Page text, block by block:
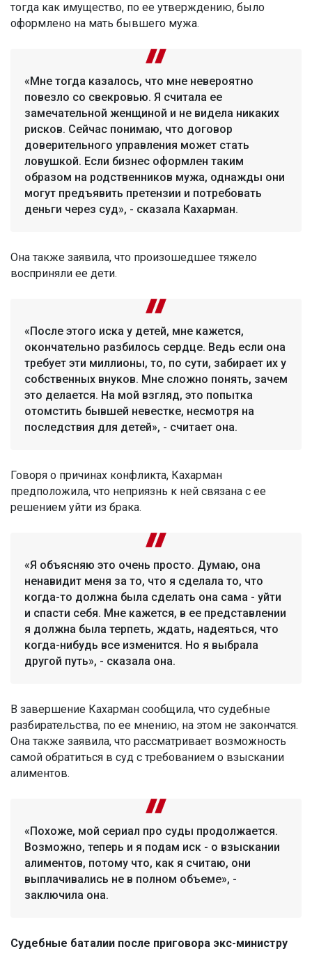
тогда как имущество, по ее утверждению, было
оформлено на мать бывшего мужа.
«Мне тогда казалось, что мне невероятно
повезло со свекровью. Я считала ее
замечательной женщиной и не видела никаких
рисков. Сейчас понимаю, что договор
доверительного управления может стать
ловушкой. Если бизнес оформлен таким
образом на родственников мужа, однажды они
могут предъявить претензии и потребовать
деньги через суд», - сказала Кахарман.
Она также заявила, что произошедшее тяжело
восприняли ее дети.
«После этого иска у детей, мне кажется,
окончательно разбилось сердце. Ведь если она
требует эти миллионы, то, по сути, забирает их у
собственных внуков. Мне сложно понять, зачем
это делается. На мой взгляд, это попытка
отомстить бывшей невестке, несмотря на
последствия для детей», - считает она.
Говоря о причинах конфликта, Кахарман
предположила, что неприязнь к ней связана с ее
решением уйти из брака.
«Я объясняю это очень просто. Думаю, она
ненавидит меня за то, что я сделала то, что
когда-то должна была сделать она сама - уйти
и спасти себя. Мне кажется, в ее представлении
я должна была терпеть, ждать, надеяться, что
когда-нибудь все изменится. Но я выбрала
другой путь», - сказала она.
В завершение Кахарман сообщила, что судебные
разбирательства, по ее мнению, на этом не закончатся.
Она также заявила, что рассматривает возможность
самой обратиться в суд с требованием о взыскании
алиментов.
«Похоже, мой сериал про суды продолжается.
Возможно, теперь и я подам иск - о взыскании
алиментов, потому что, как я считаю, они
выплачивались не в полном объеме», -
заключила она.
Судебные баталии после приговора экс-министру